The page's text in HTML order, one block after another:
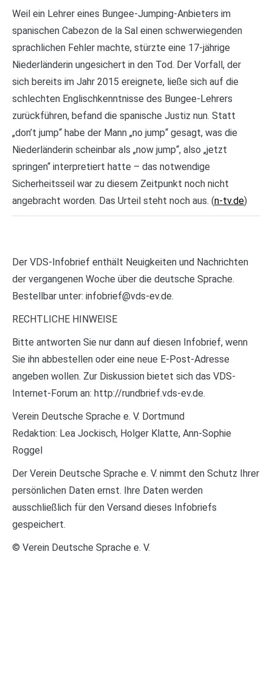
Weil ein Lehrer eines Bungee-Jumping-Anbieters im
spanischen Cabezon de la Sal einen schwerwiegenden
sprachlichen Fehler machte, stürzte eine 17-jährige
Niederländerin ungesichert in den Tod. Der Vorfall, der
sich bereits im Jahr 2015 ereignete, ließe sich auf die
schlechten Englischkenntnisse des Bungee-Lehrers
zurückführen, befand die spanische Justiz nun. Statt
„don’t jump“ habe der Mann „no jump“ gesagt, was die
Niederländerin scheinbar als „now jump“, also „jetzt
springen“ interpretiert hatte – das notwendige
Sicherheitsseil war zu diesem Zeitpunkt noch nicht
angebracht worden. Das Urteil steht noch aus. (n-tv.de)
Der VDS-Infobrief enthält Neuigkeiten und Nachrichten
der vergangenen Woche über die deutsche Sprache.
Bestellbar unter: infobrief@vds-ev.de.
RECHTLICHE HINWEISE
Bitte antworten Sie nur dann auf diesen Infobrief, wenn
Sie ihn abbestellen oder eine neue E-Post-Adresse
angeben wollen. Zur Diskussion bietet sich das VDS-
Internet-Forum an: http://rundbrief.vds-ev.de.
Verein Deutsche Sprache e. V. Dortmund
Redaktion: Lea Jockisch, Holger Klatte, Ann-Sophie
Roggel
Der Verein Deutsche Sprache e. V. nimmt den Schutz Ihrer
persönlichen Daten ernst. Ihre Daten werden
ausschließlich für den Versand dieses Infobriefs
gespeichert.
© Verein Deutsche Sprache e. V.